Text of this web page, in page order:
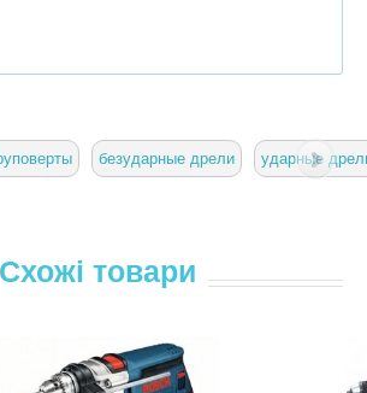
безударные дрели ударные
Схожі товари